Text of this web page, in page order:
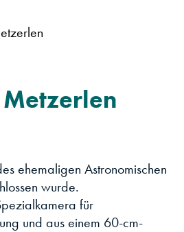
ehemaligen Astronomischen
wurde.
für
und aus einem 60-cm-